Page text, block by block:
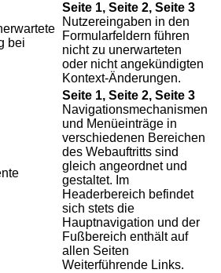
bei
Seite 1, Seite 2, Seite 3
Nutzereingaben in den
Formularfeldern führen
nicht zu unerwarteten
oder nicht angekündigten
Kontext-Änderungen.
Seite 1, Seite 2, Seite 3
Navigationsmechanismen
und Menüeinträge in
verschiedenen Bereichen
des Webauftritts sind
gleich angeordnet und
gestaltet. Im
Headerbereich befindet
sich stets die
Hauptnavigation und der
Fußbereich enthält auf
allen Seiten
Weiterführende Links.